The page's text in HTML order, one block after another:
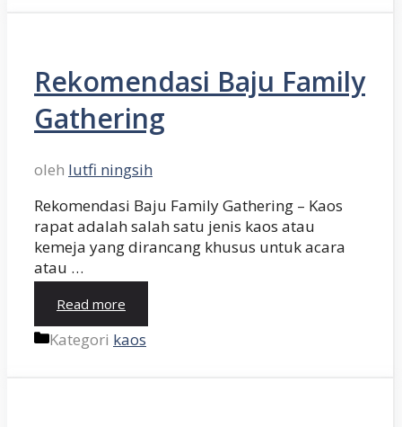
Rekomendasi Baju Family
Gathering
oleh lutfi ningsih
Rekomendasi Baju Family Gathering – Kaos
rapat adalah salah satu jenis kaos atau
kemeja yang dirancang khusus untuk acara
atau …
Read more
Kategori kaos